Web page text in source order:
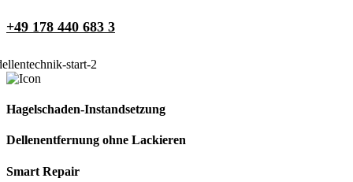
+49 178 440 683 3
Hagelschaden-Instandsetzung
Dellenentfernung ohne Lackieren
Smart Repair